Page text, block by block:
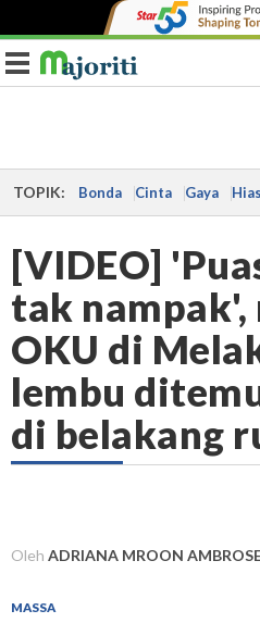
Toggle navigation
TOPIK: Bonda Cinta Gaya Hias
[VIDEO]
tak nampak',
OKU di
lembu
di belakang
Oleh ADRIANA MROON
MASSA